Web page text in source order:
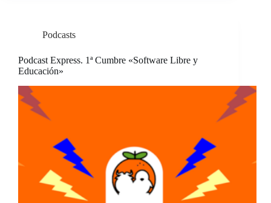
Podcasts
Podcast Express. 1ª Cumbre «Software Libre y
Educación»